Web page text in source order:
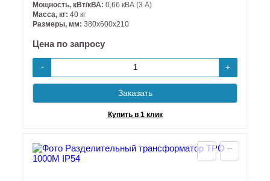
Мощность, кВт/кВА: 0,66 кВА (3 А)
Масса, кг: 40 кг
Размеры, мм: 380х600х210
Цена по запросу
- +
Заказать
Купить в 1 клик